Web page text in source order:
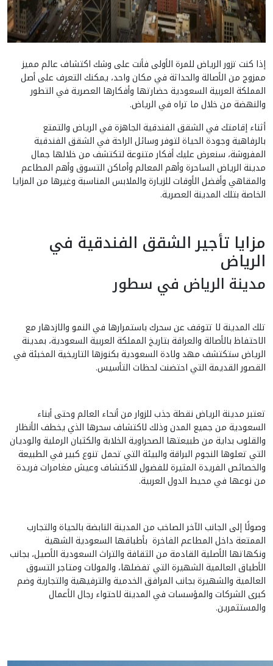
إذا كنت تزور الرياض للمرة الأولى فأنت على وشك اكتشاف عالم مميز
ممزوج من الأصالة والحداثة في مكان واحد، يمكنك التعرف على أصل
المملكة العربية السعودية حضارتها وأفكارها العصرية في التطور
والنهضة من خلال ما تراه في الرياض.
أثناء إقامتك في الشقق الفندقية الجاهزة في الرياض والتمتع
بالرفاهية وجودة الحياة لتوفر وسائل الراحة في الشقق الفندقية
المفروشة، سنعرض عليك أفكار متنوعة لتكتشف من خلالها جمال
مدينة الرياض الساحرة وأهم المعالم وأماكن التسوق وأهم المطاعم
والمقاهي وأفضل الأوقات للزيارة والملابس المناسبة وغيرها من المزايا
الخاصة بتلك المدينة العصرية.
مزايا تأجير الشقق الفندقية في
الرياض
مدينة الرياض في سطور
تلك المدينة لا تتوقف عن سحرك باستمرارها في النمو والازدهار مع
الاحتفاظ بالأصالة والعراقة بتاريخ المملكة العربية السعودية، بمدينة
الرياض ستكتشف مهد ولادة السعودية بكنوزها التاريخية المخبئة في
القصور القديمة التي احتضنت لحظات التأسيس.
تعتبر مدينة الرياض نقطة جذب للزوار من أنحاء العالم وحتى أبناء
السعودية من جميع المدن وذلك لاكتشاف سحرها الذي يخطف الأنظار
والقلوب بداية من طبيعتها الصحراوية الخلابة والكثبان الرملية والوديان
التي تعلوها النجوم البراقة والبيئة التي تحمل تنوع كبير في الطبيعة
والخصائص الفريدة المثيرة للفضول للاكتشاف وعيش مغامرات فريدة
من نوعها في محيط الدول العربية.
وصولًا إلى الجانب الآخر الصاخب من المدينة النابضة بالحياة والتجارب
الممتعة داخل المطاعم الفاخرة بأطباقها السعودية الشهية
ونكهاتها الأصلية القادمة من الثقافة والتراث السعودية الأصيل، بجانب
الأطباق العالمية الشهيرة التي تفضلها، والمولات ومتاجر التسوق
العالمية والشهيرة بجانب المرافق الخدمية والترفيهية والتجارية وضم
كبرى الشركات والمؤسسات في المدينة لاحتواء رجال الأعمال
والمستثمرين.